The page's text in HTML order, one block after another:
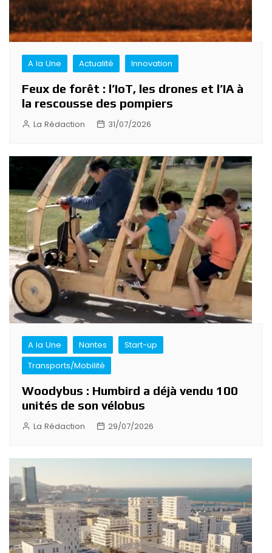
A la Une Actualité Innovation
Feux de forêt : l’IoT, les drones et l’IA à
la rescousse des pompiers
La Rédaction 31/07/2026
A la Une Nantes
Start-up
Transports/Mobilité
Woodybus : Humbird a déjà vendu 100
unités de son vélobus
La Rédaction 29/07/2026